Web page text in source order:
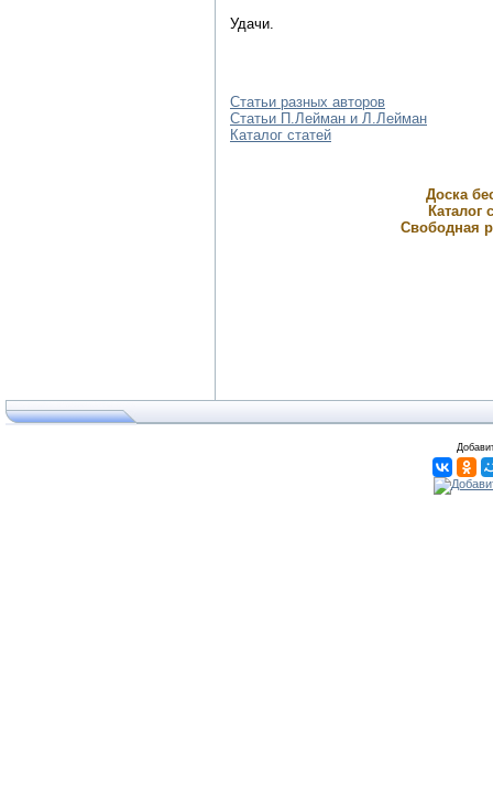
Удачи.
Статьи разных авторов
Статьи П.Лейман и Л.Лейман
Каталог статей
Доска
Каталог
Свободная